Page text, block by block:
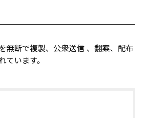
無断で複製、公衆送信 、翻案、配布
います。